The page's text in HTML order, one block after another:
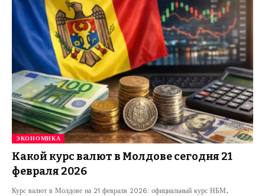
ЭКОНОМИКА
Какой курс валют в Молдове сегодня 21
февраля 2026
Курс валют в Молдове на 21 февраля 2026: официальный курс НБМ,